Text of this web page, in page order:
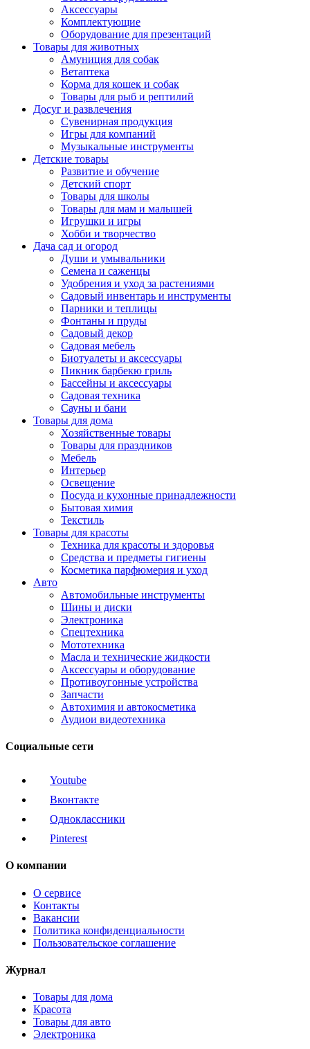
Аксессуары
Комплектующие
Оборудование для презентаций
Товары для животных
Амуниция для собак
Ветаптека
Корма для кошек и собак
Товары для рыб и рептилий
Досуг и развлечения
Сувенирная продукция
Игры для компаний
Музыкальные инструменты
Детские товары
Развитие и обучение
Детский спорт
Товары для школы
Товары для мам и малышей
Игрушки и игры
Хобби и творчество
Дача сад и огород
Души и умывальники
Семена и саженцы
Удобрения и уход за растениями
Садовый инвентарь и инструменты
Парники и теплицы
Фонтаны и пруды
Садовый декор
Садовая мебель
Биотуалеты и аксессуары
Пикник барбекю гриль
Бассейны и аксессуары
Садовая техника
Сауны и бани
Товары для дома
Хозяйственные товары
Товары для праздников
Мебель
Интерьер
Освещение
Посуда и кухонные принадлежности
Бытовая химия
Текстиль
Товары для красоты
Техника для красоты и здоровья
Средства и предметы гигиены
Косметика парфюмерия и уход
Авто
Автомобильные инструменты
Шины и диски
Электроника
Спецтехника
Мототехника
Масла и технические жидкости
Аксессуары и оборудование
Противоугонные устройства
Запчасти
Автохимия и автокосметика
Аудиои видеотехника
Социальные сети
Youtube
Вконтакте
Одноклассники
Pinterest
О компании
О сервисе
Контакты
Вакансии
Политика конфиденциальности
Пользовательское соглашение
Журнал
Товары для дома
Красота
Товары для авто
Электроника